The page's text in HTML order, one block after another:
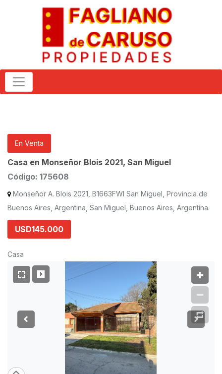
En Venta
Casa en Monseñor Blois 2021, San Miguel
Código: 175608
Monseñor A. Blois 2021, B1663FWI San Miguel, Provincia de
Buenos Aires, Argentina, San Miguel, Buenos Aires, Argentina.
USD145.000
Casa